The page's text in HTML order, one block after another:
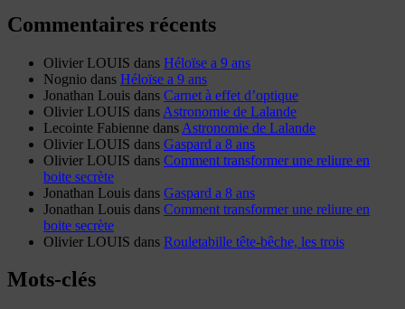
Commentaires récents
Olivier LOUIS dans Héloïse a 9 ans
Nognio dans Héloïse a 9 ans
Jonathan Louis dans Carnet à effet d’optique
Olivier LOUIS dans Astronomie de Lalande
Lecointe Fabienne dans Astronomie de Lalande
Olivier LOUIS dans Gaspard a 8 ans
Olivier LOUIS dans Comment transformer une reliure en
boite secrète
Jonathan Louis dans Gaspard a 8 ans
Jonathan Louis dans Comment transformer une reliure en
boite secrète
Olivier LOUIS dans Rouletabille tête-bêche, les trois
Mots-clés